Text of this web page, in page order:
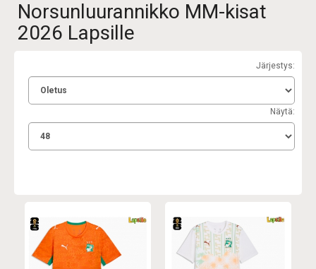
Norsunluurannikko MM-kisat
2026 Lapsille
Järjestys:
Näytä: